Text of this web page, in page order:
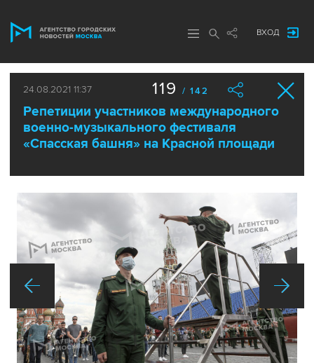
ВХОД
24.08.2021 11:37
Репетиции участников международного
военно-музыкального фестиваля
«Спасская башня» на Красной площади
119 / 142